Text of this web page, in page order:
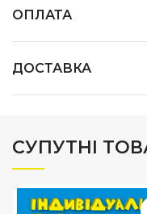
ОПЛАТА
ДОСТАВКА
СУПУТНІ